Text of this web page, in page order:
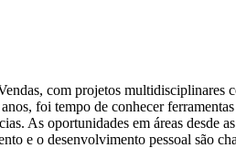
com projetos multidisciplinares
foi tempo de conhecer
As oportunidades em áreas desde
e o desenvolvimento pessoal são